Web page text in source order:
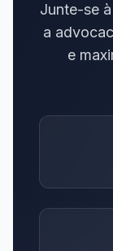
Junte-se
a
e